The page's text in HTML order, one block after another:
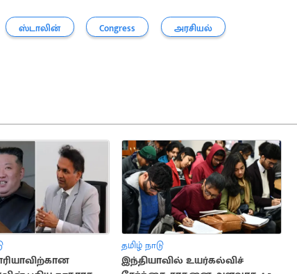
ஸ்டாலின் Congress அரசியல்
தமிழ் நாடு
இந்தியாவில் உயர்கல்விச்